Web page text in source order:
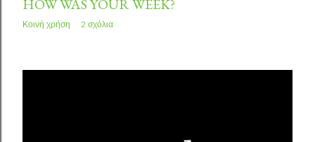
HOW WAS YOUR WEEK?
Κοινή χρήση 2 σχόλια